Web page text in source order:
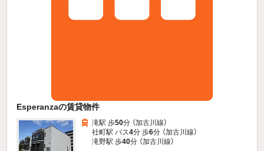
Esperanzaの賃貸物件
滝駅 歩50分 （加古川線）
社町駅 バス4分 歩6分 （加古川線）
滝野駅 歩40分 （加古川線）